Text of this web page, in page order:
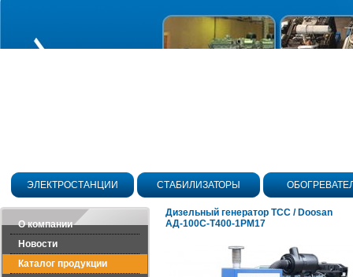
ЭЛЕКТРОСТАНЦИИ СТАБИЛИЗАТОРЫ
О компании
Новости
Каталог продукции
Дизельный генератор ТСС / Doosan
АД-100С-Т400-1РМ17